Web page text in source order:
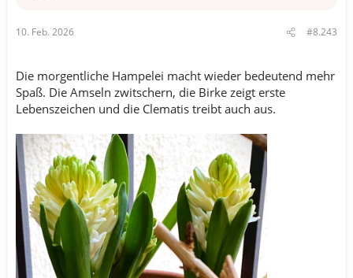
10. Feb. 2026 #8.243
Die morgentliche Hampelei macht wieder bedeutend mehr
Spaß. Die Amseln zwitschern, die Birke zeigt erste
Lebenszeichen und die Clematis treibt auch aus.